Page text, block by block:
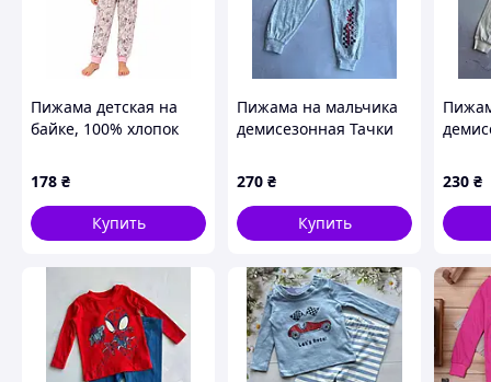
Пижама детская на
байке, 100% хлопок
178 ₴
Купить
Пижама на мальчика
демисезонная Тачки
года)
270 ₴
Купить
92 см
230 ₴